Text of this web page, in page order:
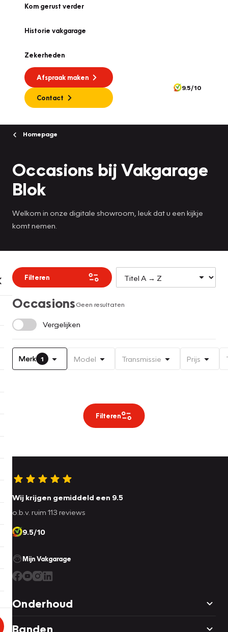
Kom gerust verder
Historie vakgarage
Zekerheden
Afspraak maken
Contact
9.5/10
Homepage
Occasions bij Vakgarage
Blok
Welkom in onze digitale showroom, leuk dat u een kijkje
komt nemen.
Filteren
OccasionsGeen resultaten
Vergelijken
Merk 1 Model Transmissie Prijs
Filteren
Wij krijgen gemiddeld een 9.5
o.b.v. ruim 113 reviews
9.5/10
Mijn Vakgarage
Onderhoud
Banden